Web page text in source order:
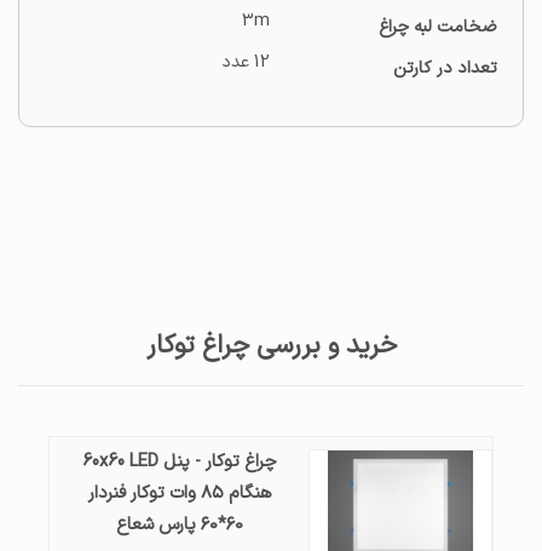
ضخامت لبه چراغ
3m
تعداد در کارتن
12 عدد
خرید و بررسی چراغ توکار
چراغ توکار - پنل 60x60 LED
هنگام ۸۵ وات توکار فنردار
۶۰*۶۰ پارس شعاع